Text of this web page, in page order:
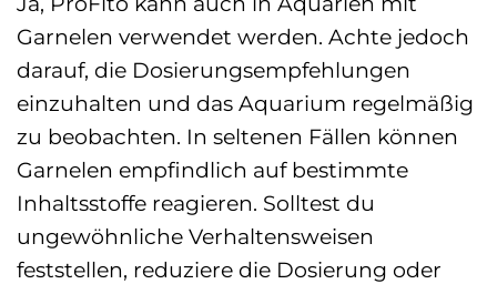
Garnelen verwendet werden. Achte jedoch
darauf, die Dosierungsempfehlungen
einzuhalten und das Aquarium regelmäßig
zu beobachten. In seltenen Fällen können
Garnelen empfindlich auf bestimmte
Inhaltsstoffe reagieren. Solltest du
ungewöhnliche Verhaltensweisen
feststellen, reduziere die Dosierung oder